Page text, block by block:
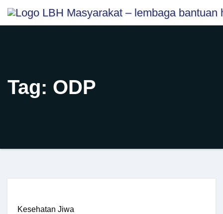
content
Skip
Tag: ODP
Kesehatan Jiwa